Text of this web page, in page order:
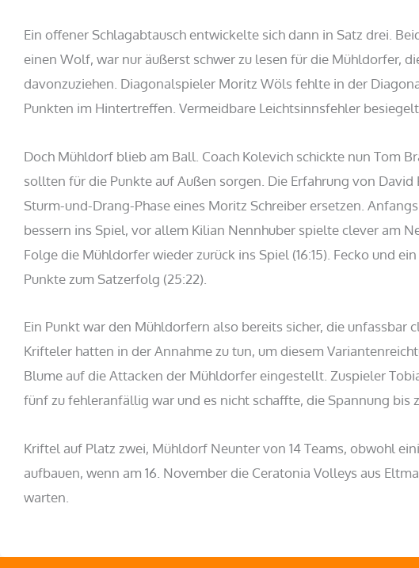
Ein offener Schlagabtausch entwickelte sich dann in Satz drei.
einen Wolf, war nur äußerst schwer zu lesen für die Mühldorfer,
davonzuziehen. Diagonalspieler Moritz Wöls fehlte in der
Punkten im Hintertreffen. Vermeidbare Leichtsinnsfehler
Doch Mühldorf blieb am Ball. Coach Kolevich schickte nun Tom
sollten für die Punkte auf Außen sorgen. Die Erfahrung von
Sturm-und-Drang-Phase eines Moritz Schreiber ersetzen.
bessern ins Spiel, vor allem Kilian Nennhuber spielte clever am
Folge die Mühldorfer wieder zurück ins Spiel (16:15). Fecko und
Punkte zum Satzerfolg (25:22).
Ein Punkt war den Mühldorfern also bereits sicher, die
Krifteler hatten in der Annahme zu tun, um diesem
Blume auf die Attacken der Mühldorfer eingestellt. Zuspieler
fünf zu fehleranfällig war und es nicht schaffte, die Spannung
Kriftel auf Platz zwei, Mühldorf Neunter von 14 Teams, obwohl
aufbauen, wenn am 16. November die Ceratonia Volleys aus
warten.